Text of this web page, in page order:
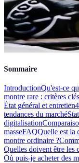
Sommaire
IntroductionQu'est-ce
montre rare : critères clés
État général et entretien
tendances du marché
digitalisation
masseFAQQuelle est la
montre ordinaire ?
Quelles doivent être les
Où puis-je acheter des